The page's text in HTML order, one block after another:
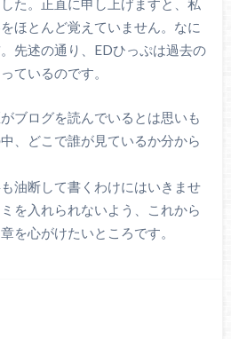
た。正直に申し上げますと、私
ほとんど覚えていません。なに
先述の通り、EDひっぷは過去の
ているのです。
ブログを読んでいるとは思いも
、どこで誰が見ているか分から
油断して書くわけにはいきませ
を入れられないよう、これから
を心がけたいところです。